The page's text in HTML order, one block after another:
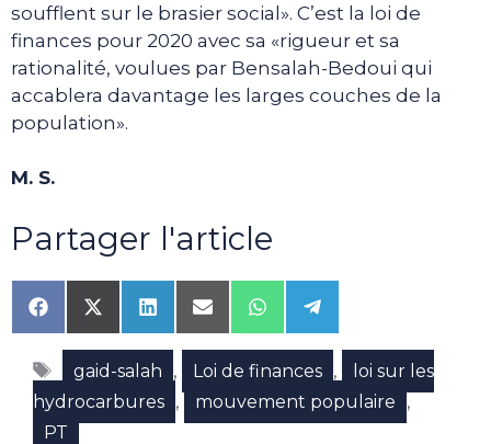
soufflent sur le brasier social». C’est la loi de
finances pour 2020 avec sa «rigueur et sa
rationalité, voulues par Bensalah-Bedoui qui
accablera davantage les larges couches de la
population».
M. S.
Partager l'article
Share
on
Facebook
Share
on
X
(Twitter)
Share
on
LinkedIn
Share
on
Email
Share
on
WhatsApp
Share
on
Telegram
Étiquettes
gaid-salah , Loi de finances ,
loi sur les
hydrocarbures , mouvement populaire ,
PT